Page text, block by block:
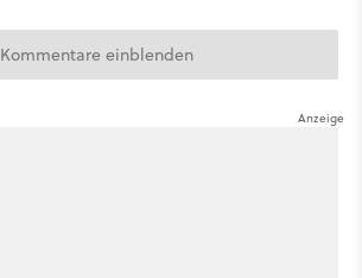
Kommentare einblenden